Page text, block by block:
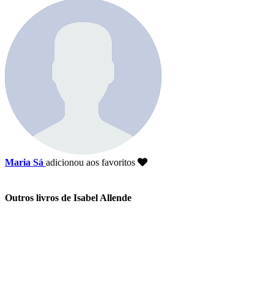
Maria Sá adicionou aos favoritos
Outros livros de Isabel Allende